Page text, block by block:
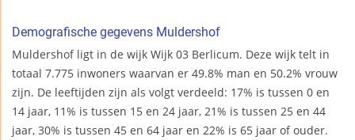
Demografische gegevens Muldershof
Muldershof ligt in de wijk Wijk 03 Berlicum. Deze wijk telt in
totaal 7.775 inwoners waarvan er 49.8% man en 50.2% vrouw
zijn. De leeftijden zijn als volgt verdeeld: 17% is tussen 0 en
14 jaar, 11% is tussen 15 en 24 jaar, 21% is tussen 25 en 44
jaar, 30% is tussen 45 en 64 jaar en 22% is 65 jaar of ouder.